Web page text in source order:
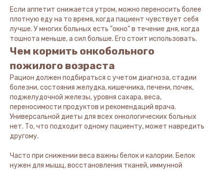
Если аппетит снижается утром, можно переносить более
плотную еду на то время, когда пациент чувствует себя
лучше. У многих больных есть "окно" в течение дня, когда
тошнота меньше, а сил больше. Его стоит использовать.
Чем кормить онкобольного
пожилого возраста
Рацион должен подбираться с учетом диагноза, стадии
болезни, состояния желудка, кишечника, печени, почек,
поджелудочной железы, уровня сахара, веса,
переносимости продуктов и рекомендаций врача.
Универсальной диеты для всех онкологических больных
нет. То, что подходит одному пациенту, может навредить
другому.
Часто при снижении веса важны белок и калории. Белок
нужен для мышц, восстановления тканей, иммунной